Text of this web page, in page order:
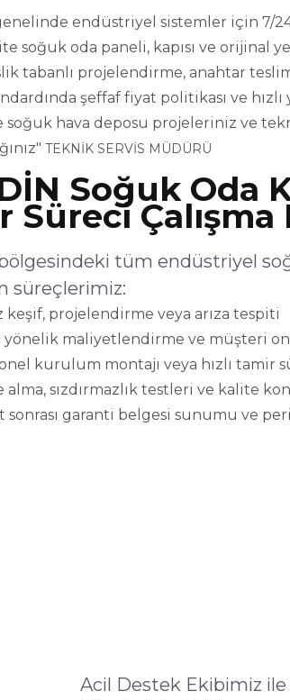
endüstriyel sistemler için 7/
soğuk oda paneli, kapısı ve orijinal
tabanlı projelendirme, anahtar
şeffaf fiyat politikası ve
soğuk hava deposu projeleriniz ve
TEKNİK SERVİS MÜDÜRÜ
Soğuk Oda
Süreci
tüm endüstriyel
süreçlerimiz:
keşif, projelendirme veya arıza tespiti
yönelik maliyetlendirme ve müşteri
kurulum montajı veya hızlı tamir
alma, sızdırmazlık testleri ve kalite
sonrası garanti belgesi sunumu ve
Acil Destek Ekibimiz ile